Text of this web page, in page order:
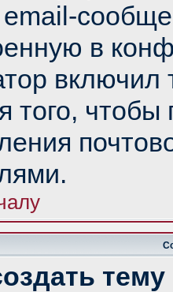
email-
в
того, чтобы